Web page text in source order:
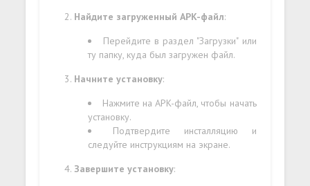
Найдите загруженный APK-файл:
Перейдите в раздел "Загрузки" или
ту папку, куда был загружен файл.
Начните установку:
Нажмите на APK-файл, чтобы начать
установку.
Подтвердите инсталляцию и
следуйте инструкциям на экране.
Завершите установку: